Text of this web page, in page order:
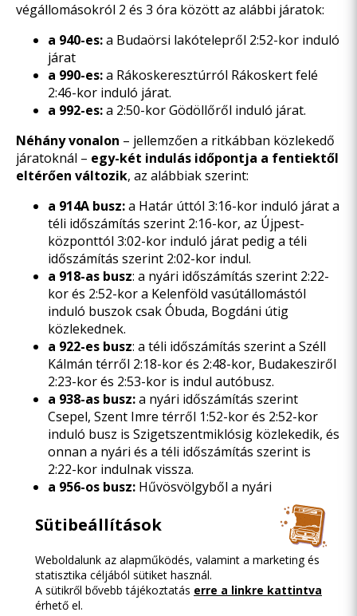
végállomásokról 2 és 3 óra között az alábbi járatok:
a 940-es:a Budaörsi lakótelepről 2:52-kor induló
járat
a 990-es:a Rákoskeresztúrról Rákoskert felé
2:46-kor induló járat.
a 992-es:a 2:50-kor Gödöllőről induló járat.
Néhány vonalon – jellemzően a ritkábban közlekedő
járatoknál – egy-két indulás időpontja a fentiektől
eltérően változik, az alábbiak szerint:
a 914A busz:a Határ úttól 3:16-kor induló járat a
téli időszámítás szerint 2:16-kor, az Újpest-
központtól 3:02-kor induló járat pedig a téli
időszámítás szerint 2:02-kor indul.
a 918-as busz: a nyári időszámítás szerint 2:22-
kor és 2:52-kor a Kelenföld vasútállomástól
induló buszok csak Óbuda, Bogdáni útig
közlekednek.
a 922-es busz: a téli időszámítás szerint a Széll
Kálmán térről 2:18-kor és 2:48-kor, Budakesziről
2:23-kor és 2:53-kor is indul autóbusz.
a 938-as busz:a nyári időszámítás szerint
Csepel, Szent Imre térről 1:52-kor és 2:52-kor
induló busz is Szigetszentmiklósig közlekedik, és
onnan a nyári és a téli időszámítás szerint is
2:22-kor indulnak vissza.
a 956-os busz: Hűvösvölgyből a nyári
időszámítás szerint 2:29-kor induló járat
Rákoskeresztúr, városközpont után tovább
a 972-es busz:a Móricz Zsigmond körtérről
nyári időszámítás szerint 2:36-kor induló járat a
Tükörhegy érintése után a törökbálinti Márta
utcát is érintve közlekedik a Nyár utcáig.
Sütibeállítások
Weboldalunk az alapműködés, valamint a marketing és
statisztika céljából sütiket használ.
A sütikről bővebb tájékoztatás erre a linkre kattintva
érhető el.